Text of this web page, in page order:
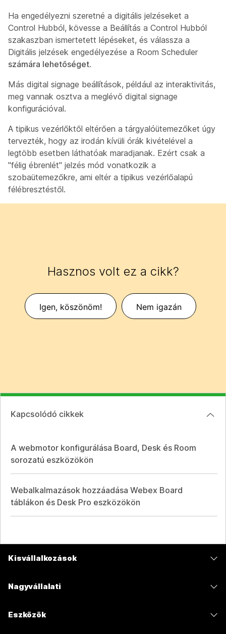
Ha engedélyezni szeretné a digitális jelzéseket a
Control Hubból, kövesse a Beállítás a Control Hubból
szakaszban ismertetett lépéseket, és válassza a
Digitális jelzések engedélyezése a Room Scheduler
számára lehetőséget.
Más digital signage beállítások, például az interaktivitás,
meg vannak osztva a meglévő digital signage
konfigurációval.
A tipikus vezérlőktől eltérően a tárgyalóütemezőket úgy
tervezték, hogy az irodán kívüli órák kivételével a
legtöbb esetben láthatóak maradjanak. Ezért csak a
"félig ébrenlét" jelzés mód vonatkozik a
szobaütemezőkre, ami eltér a tipikus vezérlőalapú
félébresztéstől.
Hasznos volt ez a cikk?
Igen, köszönöm! Nem igazán
Kapcsolódó cikkek
A webmotor konfigurálása Board, Desk és Room
sorozatú eszközökön
Webalkalmazások hozzáadása Webex Board
táblákon és Desk Pro eszközökön
Kisvállalkozások
Nagyvállalati
Eszközök